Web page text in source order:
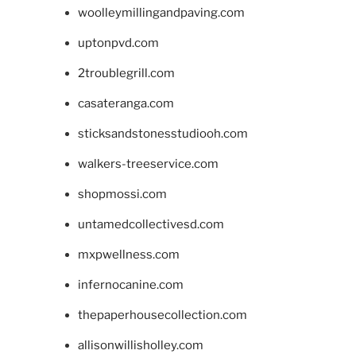
woolleymillingandpaving.com
uptonpvd.com
2troublegrill.com
casateranga.com
sticksandstonesstudiooh.com
walkers-treeservice.com
shopmossi.com
untamedcollectivesd.com
mxpwellness.com
infernocanine.com
thepaperhousecollection.com
allisonwillisholley.com